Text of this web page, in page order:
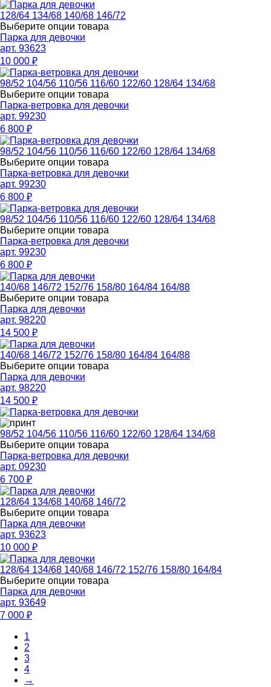
128/64 134/68 140/68 146/72
Выберите опции товара
Парка для девочки
арт. 93623
10 000 ₽
98/52 104/56 110/56 116/60 122/60 128/64 134/68
Выберите опции товара
Парка-ветровка для девочки
арт. 99230
6 800 ₽
98/52 104/56 110/56 116/60 122/60 128/64 134/68
Выберите опции товара
Парка-ветровка для девочки
арт. 99230
6 800 ₽
98/52 104/56 110/56 116/60 122/60 128/64 134/68
Выберите опции товара
Парка-ветровка для девочки
арт. 99230
6 800 ₽
140/68 146/72 152/76 158/80 164/84 164/88
Выберите опции товара
Парка для девочки
арт. 98220
14 500 ₽
140/68 146/72 152/76 158/80 164/84 164/88
Выберите опции товара
Парка для девочки
арт. 98220
14 500 ₽
98/52 104/56 110/56 116/60 122/60 128/64 134/68
Выберите опции товара
Парка-ветровка для девочки
арт. 09230
6 700 ₽
128/64 134/68 140/68 146/72
Выберите опции товара
Парка для девочки
арт. 93623
10 000 ₽
128/64 134/68 140/68 146/72 152/76 158/80 164/84
Выберите опции товара
Парка для девочки
арт. 93649
7 000 ₽
1
2
3
4
→